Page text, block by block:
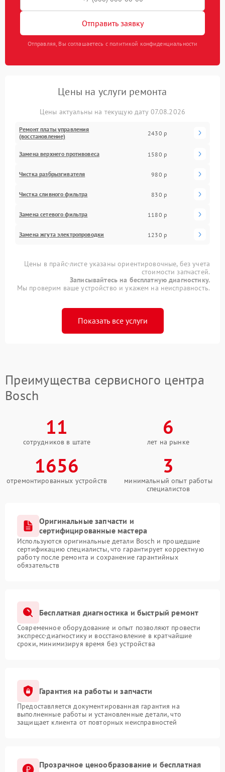
Отправить заявку
Отправляя, Вы соглашаетесь с политикой конфиденциальности
Цены на услуги ремонта
Цены актуальны на текущую дату 07.08.2026
Ремонт платы управления
(восстановление)
2430 р
Замена верхнего противовеса 1580 р
Чистка разбрызгивателя 980 р
Чистка сливного фильтра 830 р
Замена сетевого фильтра 1180 р
Замена жгута электропроводки 1230 р
Цены в прайс-листе указаны ориентировочные, без учета
стоимости запчастей.
Записывайтесь на бесплатную диагностику.
Мы проверим ваше устройство и укажем на неисправность.
Показать все услуги
Преимущества сервисного центра
Bosch
11
сотрудников в штате
6
лет на рынке
1656
отремонтированных устройств
3
минимальный опыт работы
специалистов
Оригинальные запчасти и
сертифицированные мастера
Используются оригинальные детали Bosch и прошедшие
сертификацию специалисты, что гарантирует корректную
работу после ремонта и сохранение гарантийных
обязательств
Бесплатная диагностика и быстрый ремонт
Современное оборудование и опыт позволяют провести
экспресс-диагностику и восстановление в кратчайшие
сроки, минимизируя время без устройства
Гарантия на работы и запчасти
Предоставляется документированная гарантия на
выполненные работы и установленные детали, что
защищает клиента от повторных неисправностей
Прозрачное ценообразование и бесплатная